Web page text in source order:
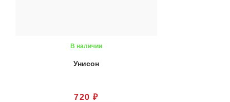
В наличии
Унисон
720₽